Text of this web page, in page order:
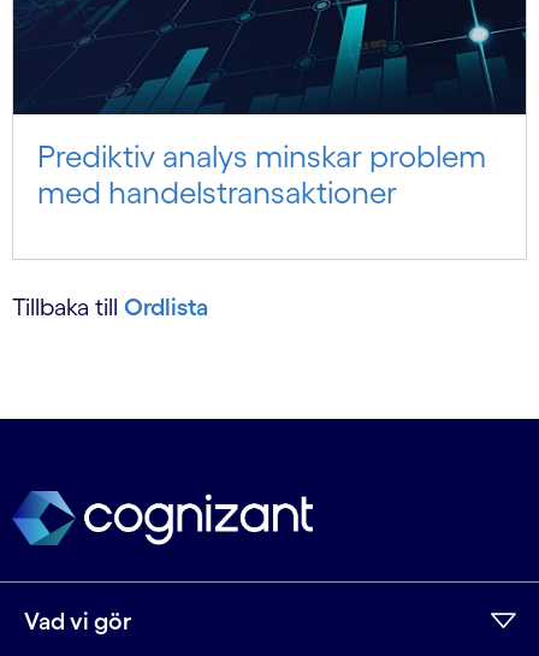
Prediktiv analys minskar problem
med handels­transaktioner
Tillbaka till Ordlista
Vad vi gör